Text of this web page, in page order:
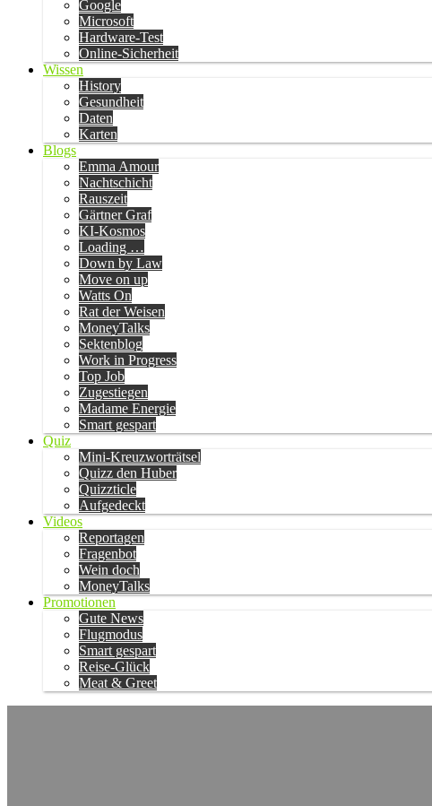
Google
Microsoft
Hardware-Test
Online-Sicherheit
Wissen
History
Gesundheit
Daten
Karten
Blogs
Emma Amour
Nachtschicht
Rauszeit
Gärtner Graf
KI-Kosmos
Loading …
Down by Law
Move on up
Watts On
Rat der Weisen
MoneyTalks
Sektenblog
Work in Progress
Top Job
Zugestiegen
Madame Energie
Smart gespart
Quiz
Mini-Kreuzworträtsel
Quizz den Huber
Quizzticle
Aufgedeckt
Videos
Reportagen
Fragenbot
Wein doch
MoneyTalks
Promotionen
Gute News
Flugmodus
Smart gespart
Reise-Glück
Meat & Greet